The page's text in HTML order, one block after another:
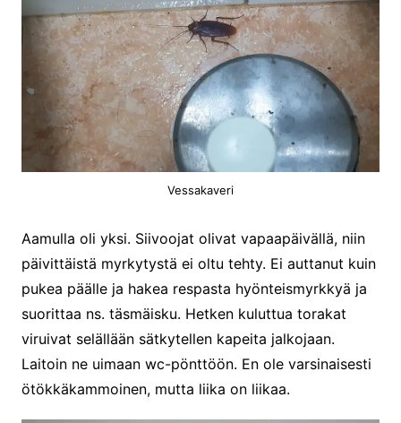
Vessakaveri
Aamulla oli yksi. Siivoojat olivat vapaapäivällä, niin
päivittäistä myrkytystä ei oltu tehty. Ei auttanut kuin
pukea päälle ja hakea respasta hyönteismyrkkyä ja
suorittaa ns. täsmäisku. Hetken kuluttua torakat
viruivat selällään sätkytellen kapeita jalkojaan.
Laitoin ne uimaan wc-pönttöön. En ole varsinaisesti
ötökkäkammoinen, mutta liika on liikaa.